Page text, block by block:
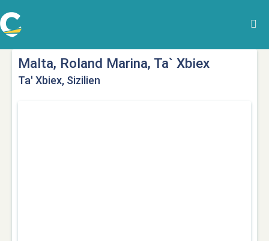
Malta, Roland Marina, Ta` Xbiex
Ta' Xbiex, Sizilien